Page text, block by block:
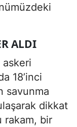
ALDI
askeri
18’inci
savunma
dikkat
rakam, bir